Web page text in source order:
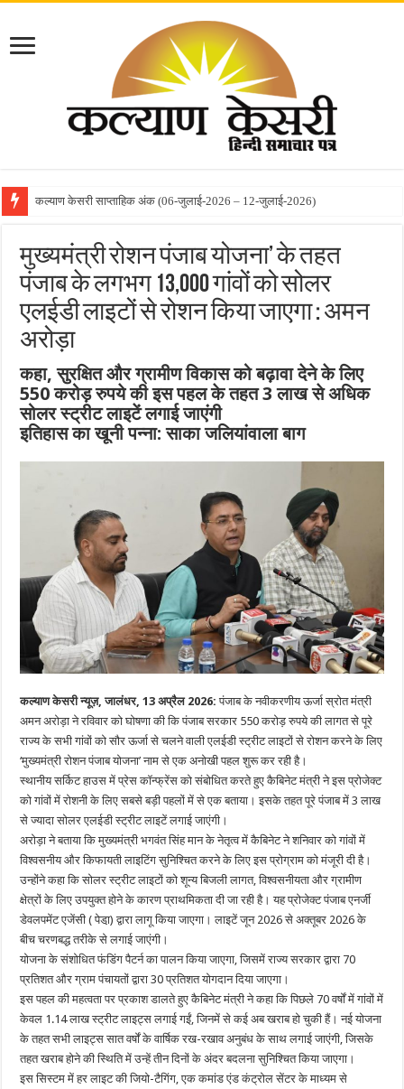
कल्याण केसरी साप्ताहिक अंक (06-जुलाई-2026 – 12-जुलाई-2026)
मुख्यमंत्री रोशन पंजाब योजना’ के तहत
पंजाब के लगभग 13,000 गांवों को सोलर
एलईडी लाइटों से रोशन किया जाएगा : अमन
अरोड़ा
कहा, सुरक्षित और ग्रामीण विकास को बढ़ावा देने के लिए
550 करोड़ रुपये की इस पहल के तहत 3 लाख से अधिक
सोलर स्ट्रीट लाइटें लगाई जाएंगी
इतिहास का खूनी पन्ना: साका जलियांवाला बाग
कल्याण केसरी न्यूज़, जालंधर, 13 अप्रैल 2026: पंजाब के नवीकरणीय ऊर्जा स्रोत मंत्री
अमन अरोड़ा ने रविवार को घोषणा की कि पंजाब सरकार 550 करोड़ रुपये की लागत से पूरे
राज्य के सभी गांवों को सौर ऊर्जा से चलने वाली एलईडी स्ट्रीट लाइटों से रोशन करने के लिए
‘मुख्यमंत्री रोशन पंजाब योजना’ नाम से एक अनोखी पहल शुरू कर रही है।
स्थानीय सर्किट हाउस में प्रेस कॉन्फ्रेंस को संबोधित करते हुए कैबिनेट मंत्री ने इस प्रोजेक्ट
को गांवों में रोशनी के लिए सबसे बड़ी पहलों में से एक बताया। इसके तहत पूरे पंजाब में 3 लाख
से ज्यादा सोलर एलईडी स्ट्रीट लाइटें लगाई जाएंगी।
अरोड़ा ने बताया कि मुख्यमंत्री भगवंत सिंह मान के नेतृत्व में कैबिनेट ने शनिवार को गांवों में
विश्वसनीय और किफायती लाइटिंग सुनिश्चित करने के लिए इस प्रोग्राम को मंजूरी दी है।
उन्होंने कहा कि सोलर स्ट्रीट लाइटों को शून्य बिजली लागत, विश्वसनीयता और ग्रामीण
क्षेत्रों के लिए उपयुक्त होने के कारण प्राथमिकता दी जा रही है। यह प्रोजेक्ट पंजाब एनर्जी
डेवलपमेंट एजेंसी ( पेडा़) द्वारा लागू किया जाएगा। लाइटें जून 2026 से अक्तूबर 2026 के
बीच चरणबद्ध तरीके से लगाई जाएंगी।
योजना के संशोधित फंडिंग पैटर्न का पालन किया जाएगा, जिसमें राज्य सरकार द्वारा 70
प्रतिशत और ग्राम पंचायतों द्वारा 30 प्रतिशत योगदान दिया जाएगा।
इस पहल की महत्वता पर प्रकाश डालते हुए कैबिनेट मंत्री ने कहा कि पिछले 70 वर्षों में गांवों में
केवल 1.14 लाख स्ट्रीट लाइट्स लगाई गईं, जिनमें से कई अब खराब हो चुकी हैं। नई योजना
के तहत सभी लाइट्स सात वर्षों के वार्षिक रख-रखाव अनुबंध के साथ लगाई जाएंगी, जिसके
तहत खराब होने की स्थिति में उन्हें तीन दिनों के अंदर बदलना सुनिश्चित किया जाएगा।
इस सिस्टम में हर लाइट की जियो-टैगिंग, एक कमांड एंड कंट्रोल सेंटर के माध्यम से